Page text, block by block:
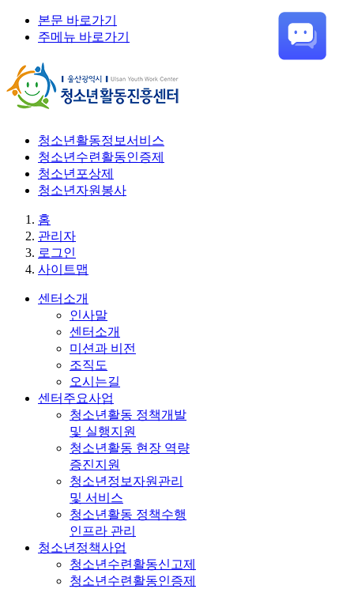
본문 바로가기
주메뉴 바로가기
청소년활동정보서비스
청소년수련활동인증제
청소년포상제
청소년자원봉사
홈
관리자
로그인
사이트맵
센터소개
인사말
센터소개
미션과 비전
조직도
오시는길
센터주요사업
청소년활동 정책개발
및 실행지원
청소년활동 현장 역량
증진지원
청소년정보자원관리
및 서비스
청소년활동 정책수행
인프라 관리
청소년정책사업
청소년수련활동신고제
청소년수련활동인증제